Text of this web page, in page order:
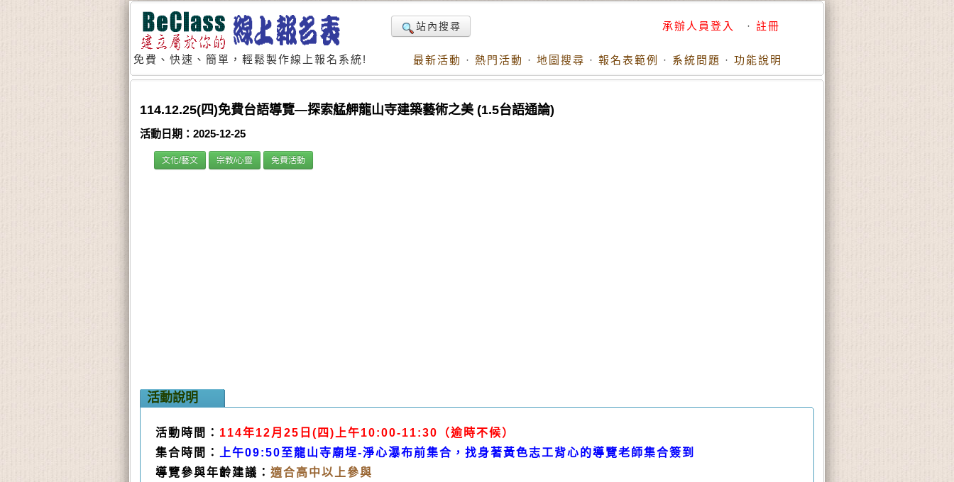
免費、快速、簡單，輕鬆製作線上報名系統!
站內搜尋 承辦人員登入 · 註冊
最新活動 · 熱門活動 · 地圖搜尋 · 報名表範例 · 系統問題 · 功能說明
114.12.25(四)免費台語導覽—探索艋舺龍山寺建築藝術之美 (1.5台語通論)
活動日期：2025-12-25
文化/藝文 宗教/心靈 免費活動
活動說明
活動時間： 114年12月25日(四)上午10:00-11:30（逾時不候）
集合時間：
上午09:50至龍山寺廟埕-淨心瀑布前集合，找身著黃色志工背心的導覽老師集合簽到
導覽參與年齡建議： 適合高中以上參與